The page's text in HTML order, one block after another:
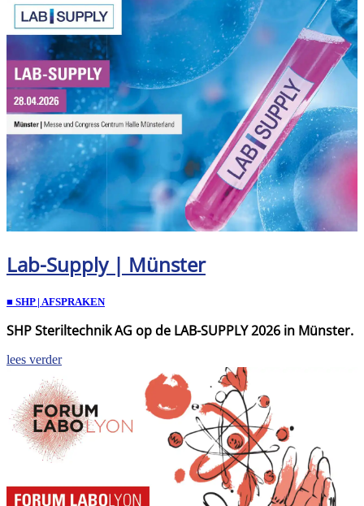
Lab-Supply | Münster
■ SHP | AFSPRAKEN
SHP Steriltechnik AG op de LAB-SUPPLY 2026 in Münster.
lees verder